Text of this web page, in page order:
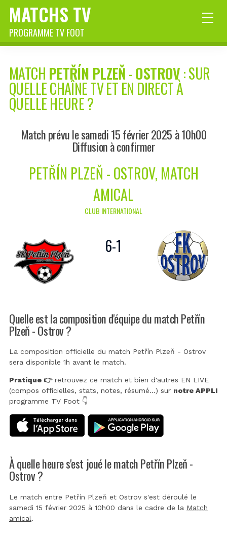
MATCHS TV
PROGRAMME TV FOOT
MATCH PETŘÍN PLZEŇ-OSTROV: SUR
QUELLE CHAÎNE TV ET EN DIRECT À
QUELLE HEURE ?
Match prévu le samedi 15 février 2025 à 10h00
Diffusion à confirmer
PETŘÍN PLZEŇ - OSTROV, MATCH
AMICAL
CLUB INTERNATIONAL
6-1
Quelle est la composition d'équipe du match Petřín
Plzeň - Ostrov ?
La composition officielle du match Petřín Plzeň - Ostrov
sera disponible 1h avant le match.
Pratique 👉retrouvez ce match et bien d'autres EN LIVE
(compos officielles, stats, notes, résumé...) sur notre APPLI
programme TV Foot 👇
À quelle heure s'est joué le match Petřín Plzeň -
Ostrov ?
Le match entre Petřín Plzeň et Ostrov s'est déroulé le
samedi 15 février 2025 à 10h00 dans le cadre de la Match
amical.